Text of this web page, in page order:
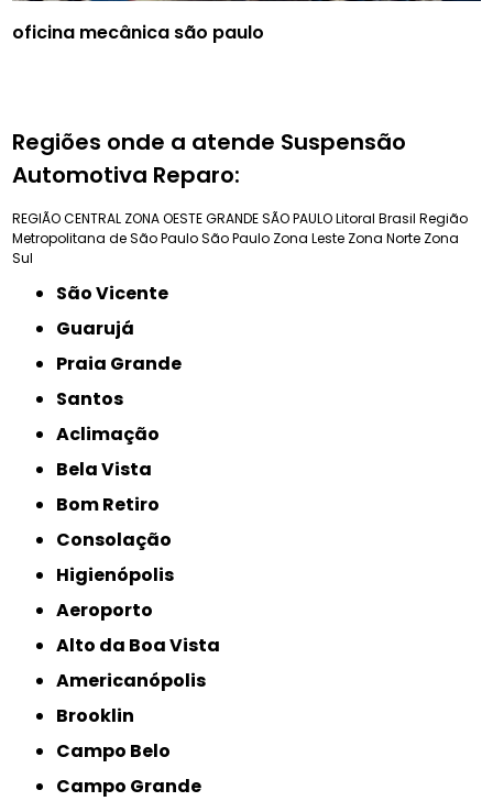
oficina mecânica são paulo
Regiões onde a atende Suspensão
Automotiva Reparo:
REGIÃO CENTRAL ZONA OESTEGRANDE SÃO PAULOLitoral Brasil Região
Metropolitana de São PauloSão Paulo Zona Leste Zona Norte Zona
Sul
São Vicente
Guarujá
Praia Grande
Santos
Aclimação
Bela Vista
Bom Retiro
Consolação
Higienópolis
Aeroporto
Alto da Boa Vista
Americanópolis
Brooklin
Campo Belo
Campo Grande